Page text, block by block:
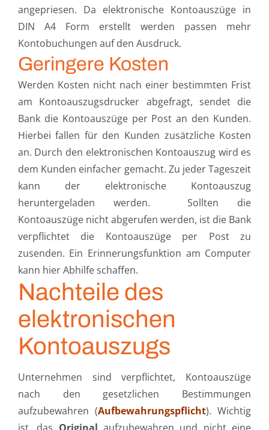
angepriesen. Da elektronische Kontoauszüge in
DIN A4 Form erstellt werden passen mehr
Kontobuchungen auf den Ausdruck.
Geringere Kosten
Werden Kosten nicht nach einer bestimmten Frist
am Kontoauszugsdrucker abgefragt, sendet die
Bank die Kontoauszüge per Post an den Kunden.
Hierbei fallen für den Kunden zusätzliche Kosten
an. Durch den elektronischen Kontoauszug wird es
dem Kunden einfacher gemacht. Zu jeder Tageszeit
kann der elektronische Kontoauszug
heruntergeladen werden. Sollten die
Kontoauszüge nicht abgerufen werden, ist die Bank
verpflichtet die Kontoauszüge per Post zu
zusenden. Ein Erinnerungsfunktion am Computer
kann hier Abhilfe schaffen.
Nachteile des
elektronischen
Kontoauszugs
Unternehmen sind verpflichtet, Kontoauszüge
nach den gesetzlichen Bestimmungen
aufzubewahren (Aufbewahrungspflicht). Wichtig